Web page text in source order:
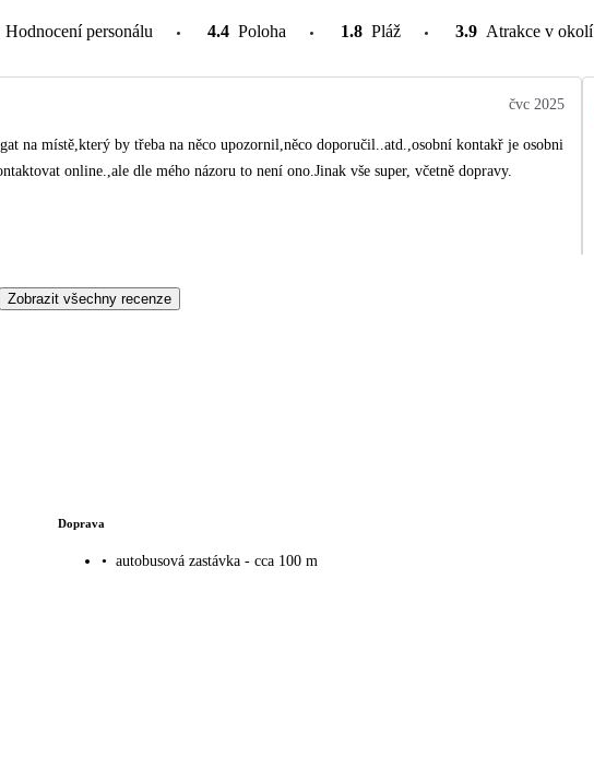
Hodnocení personálu 4.4 Poloha 1.8 Pláž 3.9 Atrakce v okolí
čvc 2025
na místě,který by třeba na něco upozornil,něco doporučil..atd.,osobní kontakř je osobni
lze kontaktovat online.,ale dle mého názoru to není ono.Jinak vše super, včetně dopravy.
Zobrazit všechny recenze
Doprava
• autobusová zastávka - cca 100 m